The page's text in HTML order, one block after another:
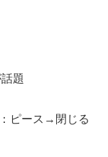
題
ピース→閉じる